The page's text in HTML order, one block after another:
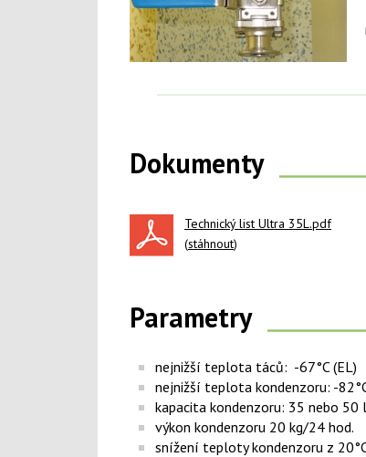
Dokumenty
Technický list Ultra 35L.pdf
(stáhnout)
Parametry
nejnižší teplota táců: -67°C (EL)
nejnižší teplota kondenzoru: -
kapacita kondenzoru: 35 nebo 50
výkon kondenzoru 20 kg/24 hod.
snížení teploty kondenzoru z